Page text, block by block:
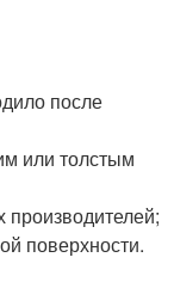
после
или толстым
производителей;
поверхности.